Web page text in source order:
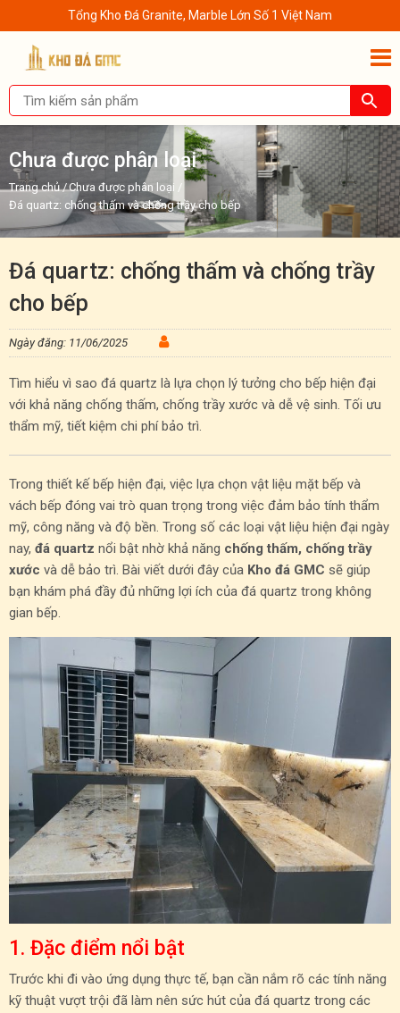
Tổng Kho Đá Granite, Marble Lớn Số 1 Việt Nam
Chưa được phân loại
Trang chủ/Chưa được phân loại /
Đá quartz: chống thấm và chống trầy cho bếp
Đá quartz: chống thấm và chống trầy
cho bếp
Ngày đăng: 11/06/2025
Tìm hiểu vì sao đá quartz là lựa chọn lý tưởng cho bếp hiện đại
với khả năng chống thấm, chống trầy xước và dễ vệ sinh. Tối ưu
thẩm mỹ, tiết kiệm chi phí bảo trì.
Trong thiết kế bếp hiện đại, việc lựa chọn vật liệu mặt bếp và
vách bếp đóng vai trò quan trọng trong việc đảm bảo tính thẩm
mỹ, công năng và độ bền. Trong số các loại vật liệu hiện đại ngày
nay, đá quartz nổi bật nhờ khả năng chống thấm, chống trầy
xước và dễ bảo trì. Bài viết dưới đây của Kho đá GMC sẽ giúp
bạn khám phá đầy đủ những lợi ích của đá quartz trong không
gian bếp.
1. Đặc điểm nổi bật
Trước khi đi vào ứng dụng thực tế, bạn cần nắm rõ các tính năng
kỹ thuật vượt trội đã làm nên sức hút của đá quartz trong các